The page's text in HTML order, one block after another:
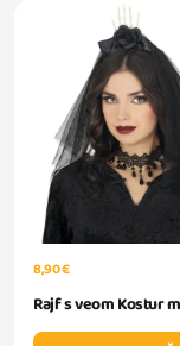
8,90 €
Rajf s veom Kostur